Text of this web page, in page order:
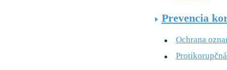
Prevencia
Ochrana